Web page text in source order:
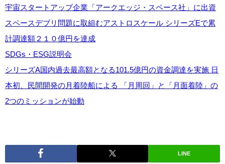
宇宙スタートアップ企業「アークエッジ・スペース社」に出資
スペースデブリ問題に取組むアストロスケール シリーズEで累
計調達額２１０億円を達成
SDGs・ESG説明会
シリーズA国内過去最高額となる101.5億円の資金調達を実施 日
本初、民間開発の月着陸船による 「月周回」と「月面着陸」の
2つのミッションが始動
LINE